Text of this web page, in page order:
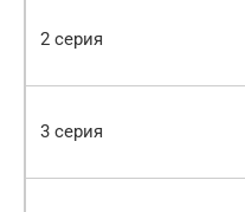
2 серия
3 серия